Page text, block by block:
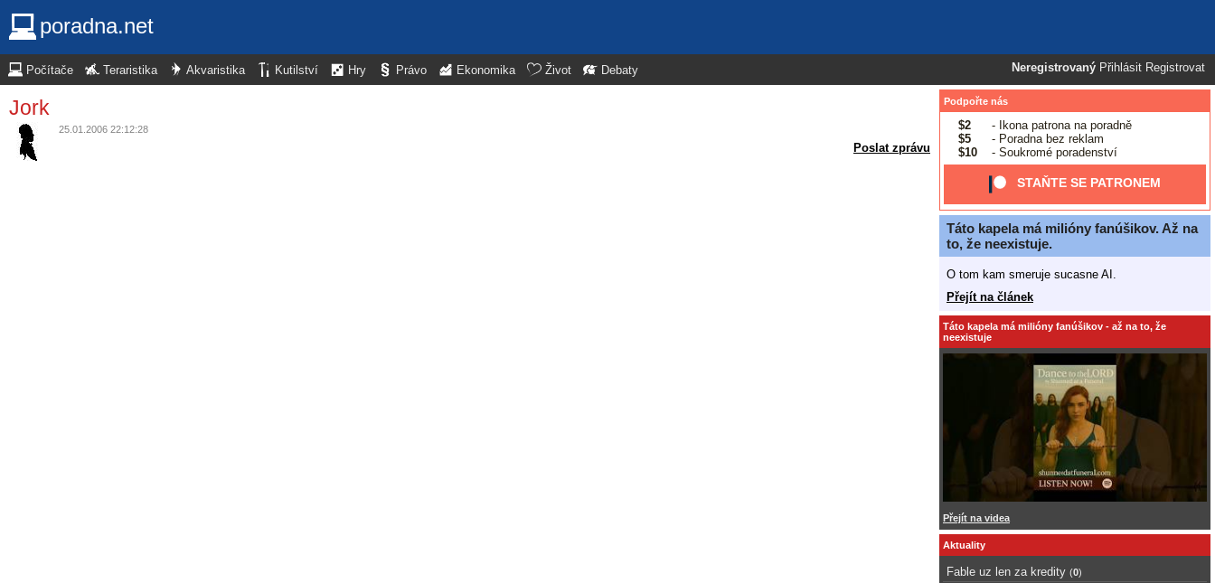
poradna.net
Neregistrovaný Přihlásit Registrovat
Počítače Teraristika Akvaristika Kutilství Hry Právo Ekonomika Život Debaty
Jork
25.01.2006 22:12:28
Poslat zprávu
Podpořte nás
$2
- Ikona patrona na poradně
$5
- Poradna bez reklam
$10
- Soukromé poradenství
STAŇTE SE PATRONEM
Táto kapela má milióny fanúšikov. Až na
to, že neexistuje.
O tom kam smeruje sucasne AI.
Přejít na článek
Táto kapela má milióny fanúšikov - až na to, že
neexistuje
Přejít na videa
Aktuality
Fable uz len za kredity (0)